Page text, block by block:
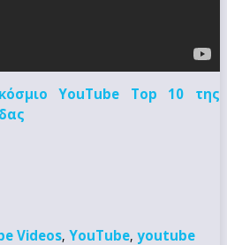
YouTube Top 10 της
Videos, YouTube, youtube